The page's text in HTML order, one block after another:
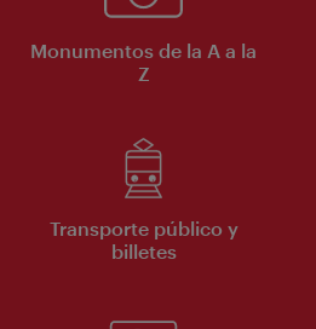
Monumentos de la A a la
Z
Transporte público y
billetes